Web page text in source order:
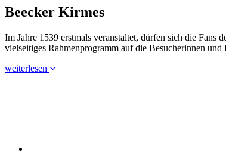
Beecker Kirmes
Im Jahre 1539 erstmals veranstaltet, dürfen sich die Fans
vielseitiges Rahmenprogramm auf die Besucherinnen
weiterlesen